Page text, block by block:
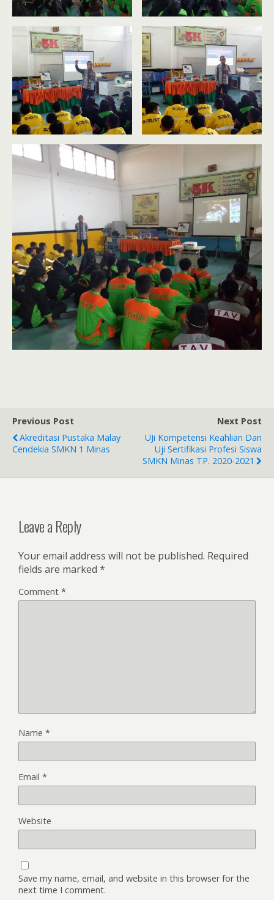
Previous Post
Akreditasi Pustaka Malay
Cendekia SMKN 1 Minas
Next Post
UJi Kompetensi Keahlian Dan
Uji Sertifikasi Profesi Siswa
SMKN Minas TP. 2020-2021
Leave a Reply
Your email address will not be published. Required
fields are marked *
Comment *
Name *
Email *
Website
Save my name, email, and website in this browser for the
next time I comment.